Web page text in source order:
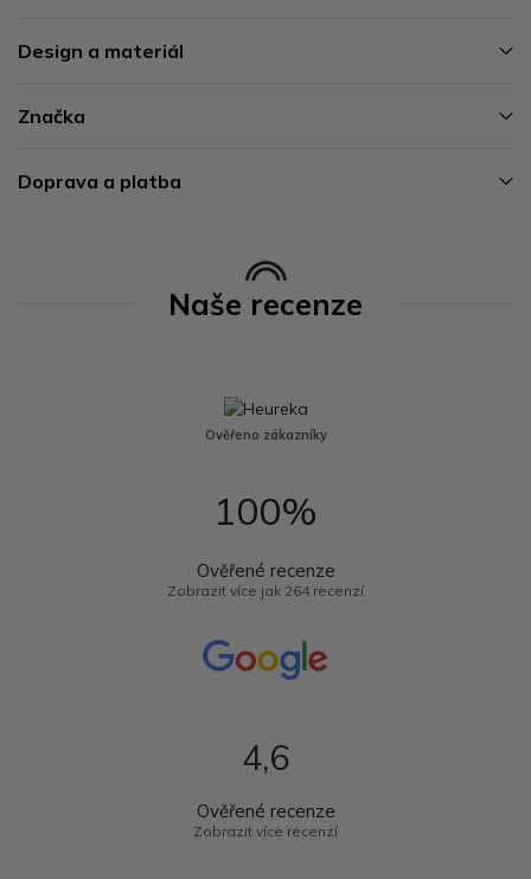
Design a materiál
Značka
Doprava a platba
Naše recenze
Ověřeno zákazníky
100%
Ověřené recenze
Zobrazit více jak 264 recenzí
4,6
Ověřené recenze
Zobrazit více recenzí